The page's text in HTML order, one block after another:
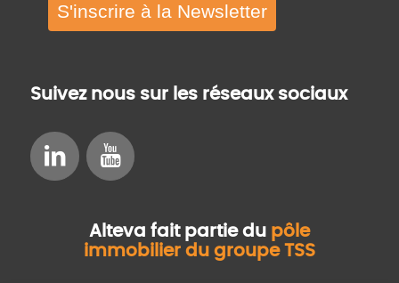
S'inscrire à la Newsletter
Suivez nous sur les réseaux sociaux
Alteva fait partie du pôle
immobilier du groupe TSS